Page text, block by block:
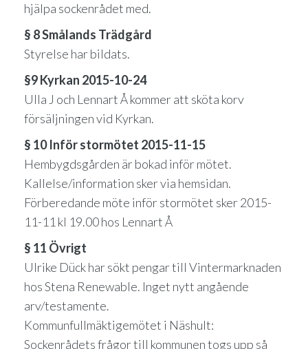
hjälpa sockenrådet med.
§ 8 Smålands Trädgård
Styrelse har bildats.
§9 Kyrkan 2015-10-24
Ulla J och Lennart Å kommer att sköta korv
försäljningen vid Kyrkan.
§ 10 Inför stormötet 2015-11-15
Hembygdsgården är bokad inför mötet.
Kallelse/information sker via hemsidan.
Förberedande möte inför stormötet sker 2015-
11-11 kl 19.00 hos Lennart Å
§ 11 Övrigt
Ulrike Dück har sökt pengar till Vintermarknaden
hos Stena Renewable. Inget nytt angående
arv/testamente.
Kommunfullmäktigemötet i Näshult:
Sockenrådets frågor till kommunen togs upp så